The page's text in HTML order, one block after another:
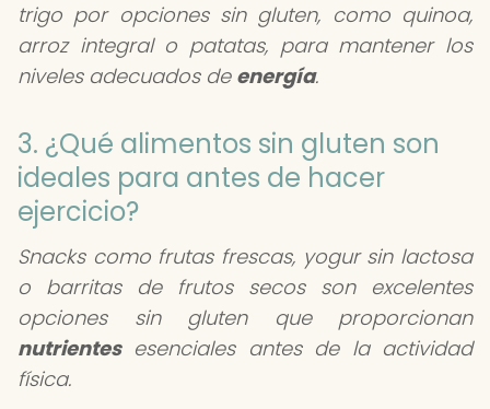
trigo por opciones sin gluten, como quinoa,
arroz integral o patatas, para mantener los
niveles adecuados de energía.
3. ¿Qué alimentos sin gluten son
ideales para antes de hacer
ejercicio?
Snacks como frutas frescas, yogur sin lactosa
o barritas de frutos secos son excelentes
opciones sin gluten que proporcionan
nutrientesesenciales antes de la actividad
física.